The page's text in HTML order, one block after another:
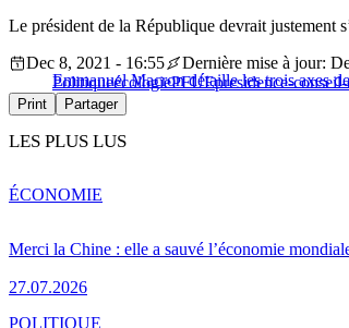
Le président de la République devrait justement
Emmanuel Macron détaille les trois axes
Dec 8, 2021 - 16:55
Dernière mise à jour:
PolitiqueécologiePFUEpresidence-
Print Partager
LES PLUS LUS
Merci la Chine : elle a sauvé l’économie
27.07.2026
ÉCONOMIE
POLITIQUE